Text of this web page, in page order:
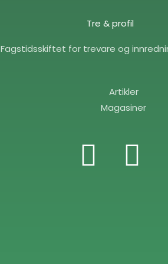
Tre & profil
Fagstidsskiftet for trevare og
Artikler
Magasiner
F E